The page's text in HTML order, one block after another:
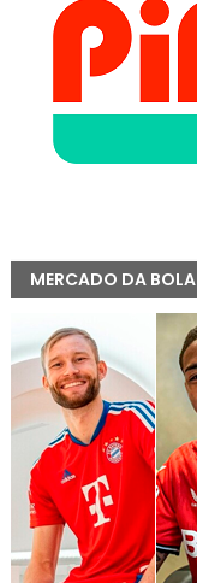
MERCADO DA BOLA